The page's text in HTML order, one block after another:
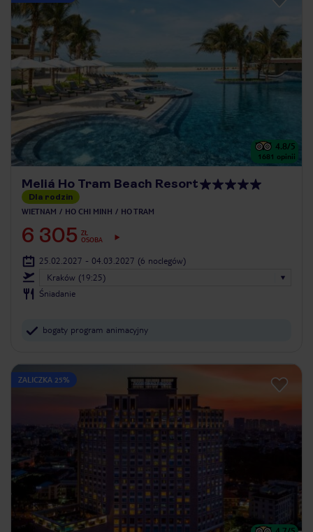
4.8/5
1681 opinii
Meliá Ho Tram Beach Resort
Dla rodzin
WIETNAM HO CHI MINH HO TRAM
6 305 ZŁ
OSOBA
25.02.2027 - 04.03.2027 (6 noclegów)
Kraków (19:25)
Śniadanie
bogaty program animacyjny
ZALICZKA 25%